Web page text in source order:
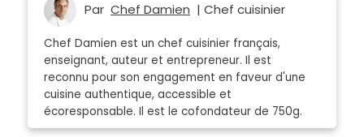
Par Chef Damien | Chef cuisinier
Chef Damien est un chef cuisinier français,
enseignant, auteur et entrepreneur. Il est
reconnu pour son engagement en faveur d'une
cuisine authentique, accessible et
écoresponsable. Il est le cofondateur de 750g.